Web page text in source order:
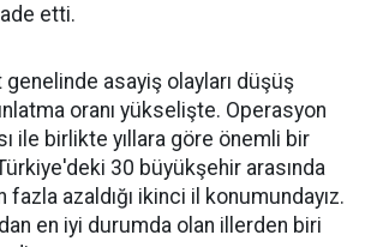
etti.
asayiş olayları düşüş
oranı yükselişte. Operasyon
ile birlikte yıllara göre önemli bir
30 büyükşehir arasında
fazla azaldığı ikinci il konumundayız.
en iyi durumda olan illerden biri